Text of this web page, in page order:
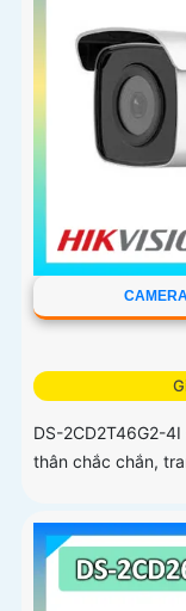
DS-2CD2T46G2-
thân chắc chắn,